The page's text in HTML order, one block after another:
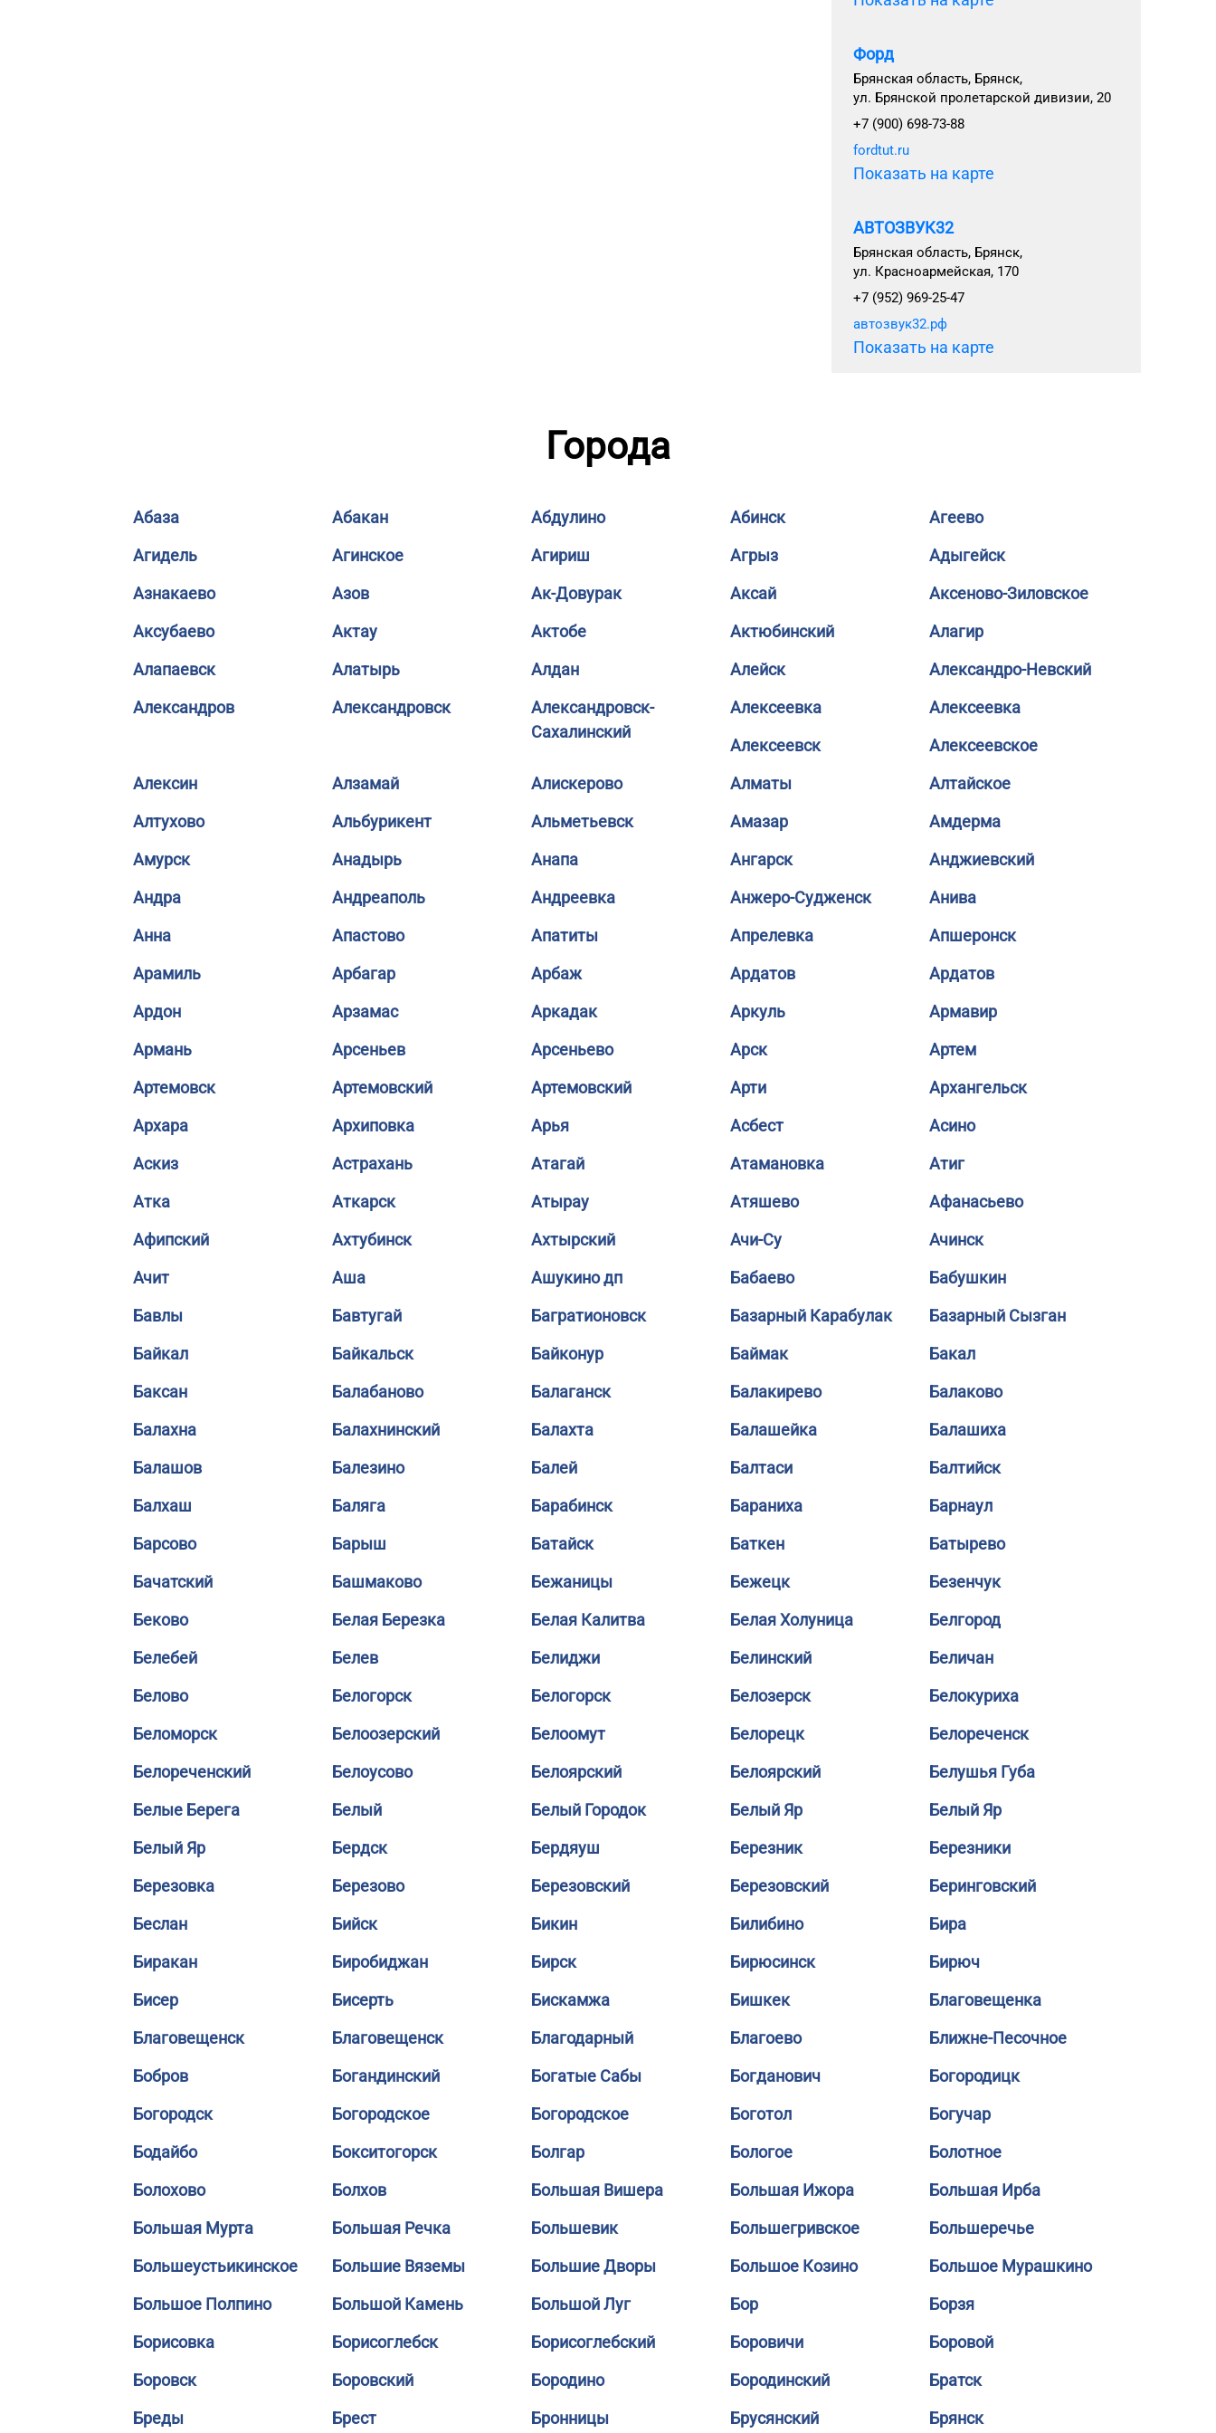
Форд
Брянская область, Брянск,
ул. Брянской пролетарской дивизии, 20
+7 (900) 698-73-88
fordtut.ru
Показать на карте
АВТОЗВУК32
Брянская область, Брянск,
ул. Красноармейская, 170
+7 (952) 969-25-47
автозвук32.рф
Показать на карте
Города
Абаза Абакан Абдулино Абинск
Агеево
Агидель
Агинское Агириш Агрыз
Адыгейск
Азнакаево
Азов Ак-Довурак Аксай
Аксеново-Зиловское
Аксубаево
Актау Актобе Актюбинский
Алагир
Алапаевск
Алатырь Алдан Алейск
Александро-Невский
Александров
Александровск
Александровск-
Сахалинский
Алексеевка
Алексеевка
Алексеевск
Алексеевское
Алексин
Алзамай Алискерово Алматы
Алтайское
Алтухово
Альбурикент Альметьевск Амазар
Амдерма
Амурск
Анадырь Анапа Ангарск
Анджиевский
Андра
Андреаполь Андреевка Анжеро-Судженск
Анива
Анна
Апастово Апатиты Апрелевка
Апшеронск
Арамиль
Арбагар Арбаж Ардатов
Ардатов
Ардон
Арзамас Аркадак Аркуль
Армавир
Армань
Арсеньев Арсеньево Арск
Артем
Артемовск
Артемовский Артемовский Арти
Архангельск
Архара
Архиповка Арья Асбест
Асино
Аскиз
Астрахань Атагай Атамановка
Атиг
Атка
Аткарск Атырау Атяшево
Афанасьево
Афипский
Ахтубинск Ахтырский Ачи-Су
Ачинск
Ачит
Аша Ашукино дп Бабаево
Бабушкин
Бавлы
Бавтугай Багратионовск Базарный Карабулак
Базарный Сызган
Байкал
Байкальск Байконур Баймак
Бакал
Баксан
Балабаново Балаганск Балакирево
Балаково
Балахна
Балахнинский Балахта Балашейка
Балашиха
Балашов
Балезино Балей Балтаси
Балтийск
Балхаш
Баляга Барабинск Бараниха
Барнаул
Барсово
Барыш Батайск Баткен
Батырево
Бачатский
Башмаково Бежаницы Бежецк
Безенчук
Беково
Белая Березка Белая Калитва Белая Холуница
Белгород
Белебей
Белев Белиджи Белинский
Беличан
Белово
Белогорск Белогорск Белозерск
Белокуриха
Беломорск
Белоозерский Белоомут Белорецк
Белореченск
Белореченский
Белоусово Белоярский Белоярский
Белушья Губа
Белые Берега
Белый Белый Городок Белый Яр
Белый Яр
Белый Яр
Бердск Бердяуш Березник
Березники
Березовка
Березово Березовский Березовский
Беринговский
Беслан
Бийск Бикин Билибино
Бира
Биракан
Биробиджан Бирск Бирюсинск
Бирюч
Бисер
Бисерть Бискамжа Бишкек
Благовещенка
Благовещенск
Благовещенск Благодарный Благоево
Ближне-Песочное
Бобров
Богандинский Богатые Сабы Богданович
Богородицк
Богородск
Богородское Богородское Боготол
Богучар
Бодайбо
Бокситогорск Болгар Бологое
Болотное
Болохово
Болхов Большая Вишера Большая Ижора
Большая Ирба
Большая Мурта
Большая Речка Большевик Большегривское
Большеречье
Большеустьикинское
Большие Вяземы Большие Дворы Большое Козино
Большое Мурашкино
Большое Полпино
Большой Камень Большой Луг Бор
Борзя
Борисовка
Борисоглебск Борисоглебский Боровичи
Боровой
Боровск
Боровский Бородино Бородинский
Братск
Бреды
Брест Бронницы Брусянский Брянск